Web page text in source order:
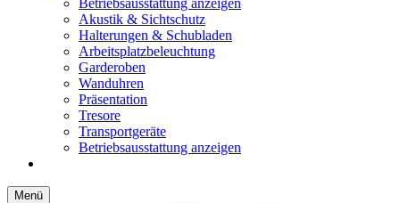
Betriebsausstattung anzeigen
Akustik & Sichtschutz
Halterungen & Schubladen
Arbeitsplatzbeleuchtung
Garderoben
Wanduhren
Präsentation
Tresore
Transportgeräte
Betriebsausstattung anzeigen
Menü